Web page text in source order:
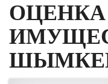
ОЦЕНКА